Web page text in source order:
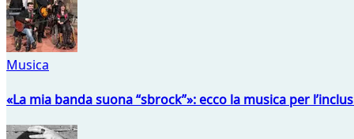
Musica
«La mia banda suona “sbrock”»: ecco la musica per